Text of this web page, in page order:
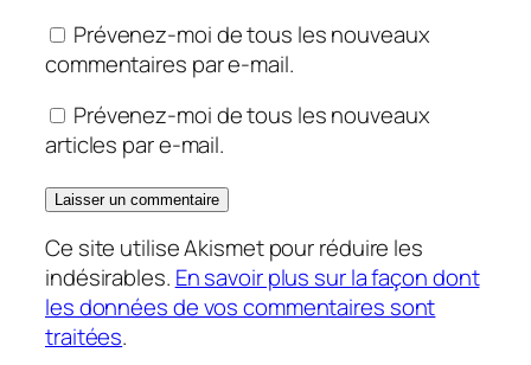
Prévenez-moi de tous les nouveaux
commentaires par e-mail.
Prévenez-moi de tous les nouveaux
articles par e-mail.
Ce site utilise Akismet pour réduire les
indésirables. En savoir plus sur la façon dont
les données de vos commentaires sont
traitées.